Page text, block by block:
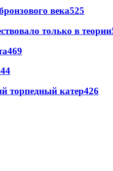
века525
только в теории
469
торпедный катер426